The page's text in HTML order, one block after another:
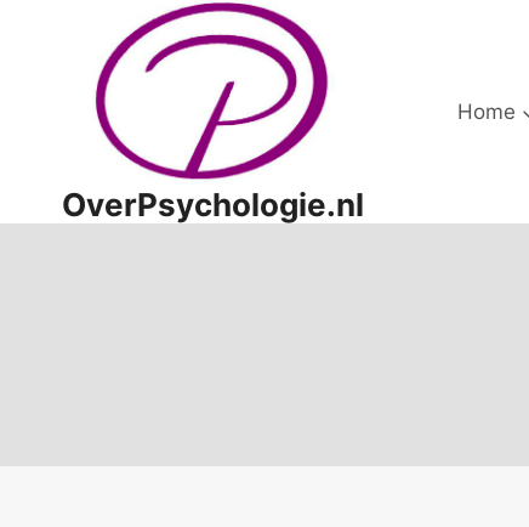
OverPsychologie.nl
Home